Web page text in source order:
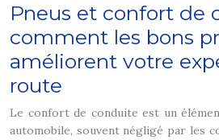
Pneus et confort de
comment les bons
améliorent votre
route
Le confort de conduite est un
automobile, souvent négligé par les